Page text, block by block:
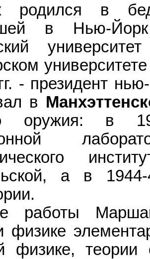
родился в
в Нью-
- президент
в
оружия: в
а в
и.
работы
физике
физике, теории